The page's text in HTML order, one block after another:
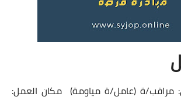
مراقب/ة (عامل/ة مياومة) مكان العمل: